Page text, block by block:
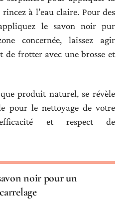
à l’eau claire. Pour des
le savon noir pur
concernée, laissez agir
de frotter avec une brosse et
produit naturel, se révèle
pour le nettoyage de votre
et respect de
noir pour un